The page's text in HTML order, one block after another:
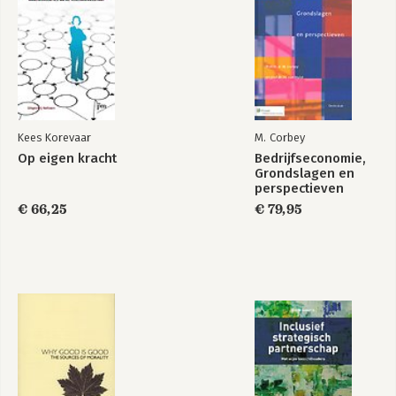
4 De onderneming/organisatie als samenwerkingsverband
4.1 De institutionele context
4.2 Governance en share-/stakeholders
4.3 Kenmerken van een samenwerkingsverband
4.4 Stimulerend en bindend leiderschap: komen tot
engagement
5 Op weg naar meer dialoog, interacties en verantwoording
5.1 Verantwoord ondernemen als welbegrepen eigenbelang
5.2 Evenwichtig ondernemingsbestuur
5.4 Optimaal samenwerken binnen de organisatie:nieuwe
verbindingen zoeken
6.2 Het identificeren van de relevante stakeholders
6.3 Van identificatie naar stakeholder engagement
6.4 Stakeholdermanagement integreren in het businessproces
7 Vernieuwing van het interne overleg
7.1 Organisaties vragen om eigentijds overleg
Kees Korevaar
Op eigen kracht
€ 66,25
M. Corbey
Bedrijfseconomie,
Grondslagen en
perspectieven
€ 79,95